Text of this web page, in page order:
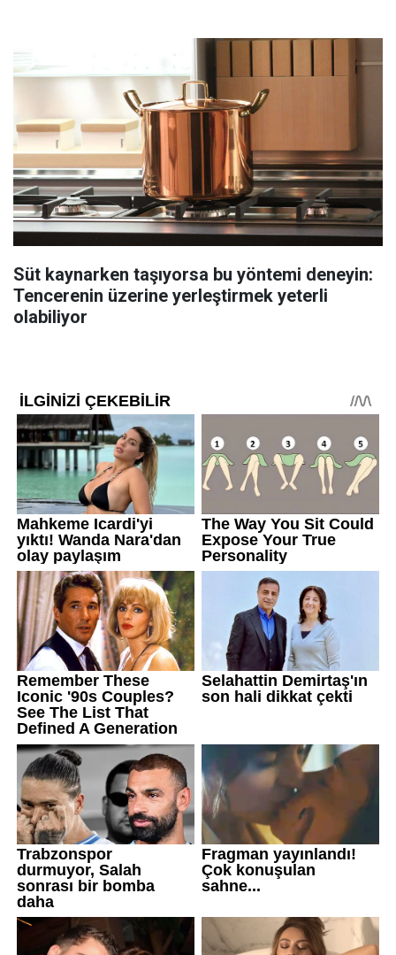
Süt kaynarken taşıyorsa bu yöntemi deneyin:
Tencerenin üzerine yerleştirmek yeterli
olabiliyor